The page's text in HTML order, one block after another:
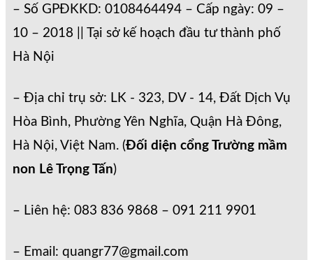
– Số GPĐKKD: 0108464494 – Cấp ngày: 09 –
10 – 2018 || Tại sở kế hoạch đầu tư thành phố
Hà Nội
– Địa chỉ trụ sở: LK - 323, DV - 14, Đất Dịch Vụ
Hòa Bình, Phường Yên Nghĩa, Quận Hà Đông,
Hà Nội, Việt Nam. (Đối diện cổng Trường mầm
non Lê Trọng Tấn)
– Liên hệ: 083 836 9868 – 091 211 9901
– Email: quangr77@gmail.com